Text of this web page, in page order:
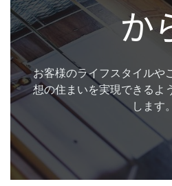
か
お客様のライフスタイルや
想の住まいを実現できるよ
します。